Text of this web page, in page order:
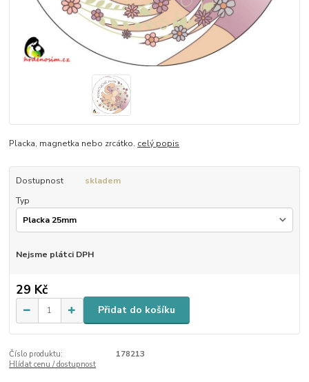
Placka, magnetka nebo zrcátko. celý popis
Dostupnost
skladem
Typ
Nejsme plátci DPH
29 Kč
Přidat do košíku
Číslo produktu:
178213
Hlídat cenu / dostupnost